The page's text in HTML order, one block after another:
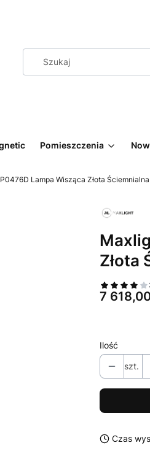
Pomieszczenia
Lampa Wisząca Złota Ściemnialna
Złota
Cena
7
Ilość
szt.
Czas